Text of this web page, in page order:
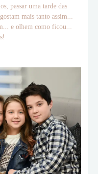
passar uma tarde das
mais tanto assim...
e olhem como ficou...